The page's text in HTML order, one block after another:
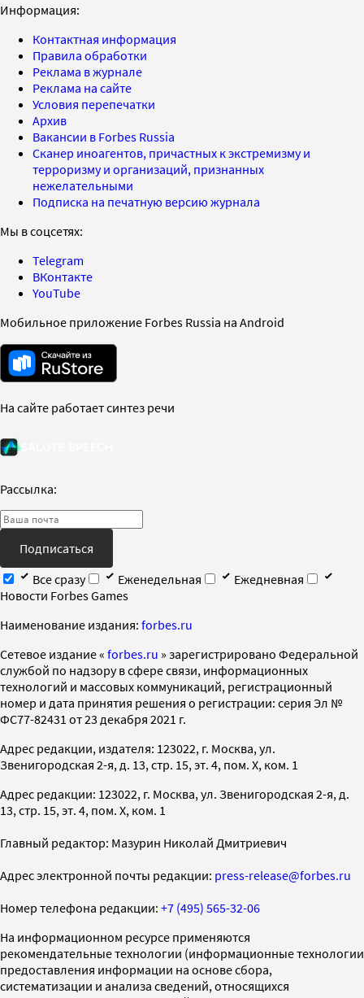
Информация:
Контактная информация
Правила обработки
Реклама в журнале
Реклама на сайте
Условия перепечатки
Архив
Вакансии в Forbes Russia
Сканер иноагентов, причастных к экстремизму и
терроризму и организаций, признанных
нежелательными
Подписка на печатную версию журнала
Мы в соцсетях:
Telegram
ВКонтакте
YouTube
Мобильное приложение Forbes Russia на Android
На сайте работает синтез речи
Рассылка:
Подписаться
Все сразу
Еженедельная
Ежедневная
Новости Forbes Games
Наименование издания: forbes.ru
Cетевое издание « forbes.ru » зарегистрировано Федеральной
службой по надзору в сфере связи, информационных
технологий и массовых коммуникаций, регистрационный
номер и дата принятия решения о регистрации: серия Эл №
ФС77-82431 от 23 декабря 2021 г.
Адрес редакции, издателя: 123022, г. Москва, ул.
Звенигородская 2-я, д. 13, стр. 15, эт. 4, пом. X, ком. 1
Адрес редакции: 123022, г. Москва, ул. Звенигородская 2-я, д.
13, стр. 15, эт. 4, пом. X, ком. 1
Главный редактор: Мазурин Николай Дмитриевич
Адрес электронной почты редакции: press-release@forbes.ru
Номер телефона редакции: +7 (495) 565-32-06
На информационном ресурсе применяются
рекомендательные технологии (информационные технологии
предоставления информации на основе сбора,
систематизации и анализа сведений, относящихся